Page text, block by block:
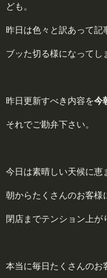
ども。
昨日は色々と訳あって記
ブッた切る様になってし
昨日更新すべき内容を今
それでご勘弁下さい。
今日は素晴しい天候に恵
朝からたくさんのお客様
閉店までテンション上が
本当に毎日たくさんのお